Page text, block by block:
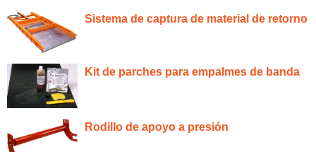
Sistema de captura de material de retorno
Kit de parches para empalmes de banda
Rodillo de apoyo a presión